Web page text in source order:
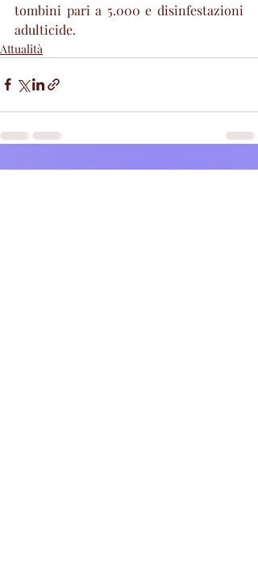
tombini pari a 5.000 e disinfestazioni
adulticide.
Attualità